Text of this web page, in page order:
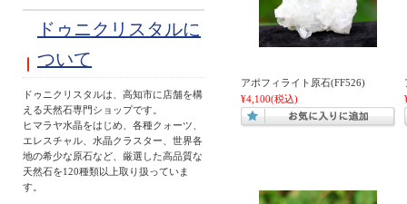
アポフィライト原石(FF526)
¥4,100(税込)
ドゥニクリスタルに
ついて
ドゥニクリスタルは、高知市に店舗を構
える天然石専門ショップです。
ヒマラヤ水晶をはじめ、各種クォーツ、
エレスチャル、水晶クラスター、世界各
地の希少な原石など、厳選した高品質な
天然石を120種類以上取り扱っていま
す。